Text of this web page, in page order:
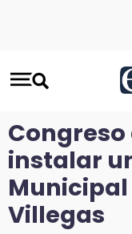
instalar
Villegas